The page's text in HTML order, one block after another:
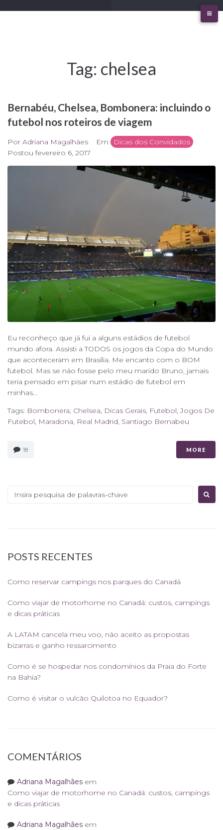
Tag: chelsea
Bernabéu, Chelsea, Bombonera: incluindo o
futebol nos roteiros de viagem
Por Adriana Magalhães Em
Dicas dos Convidados
Postoufevereiro 6, 2017
Eu reconheço que já fui a alguns estádios de futebol
mundo afora. Assisti a TODOS os jogos da Copa do Mundo
que aconteceram em Brasília. Me encanto com o BOM
futebol. Mas se não fosse pelo meu marido Bruno, jamais
teria pensado em pisar num estádio de futebol em
minhas...
Tags: Bombonera Chelsea Dicas Gerais Futebol ,Jogos De
Futebol Maradona Real Madrid Santiago Bernabeu
18 MORE
Procurar:
POSTS RECENTES
Como reservar campings nos parques do Canadá
Como viajar de motorhome no Canadá: custos, campings
e dicas práticas
A LATAM cancela meu voo, não aceito as propostas
bizarras e ganho ressarcimento
Como é se hospedar nos condomínios da Praia do Forte
na Bahia?
Como é visitar o vulcão Quilotoa no Equador?
COMENTÁRIOS
Adriana Magalhães em
Como viajar de motorhome no Canadá: custos, campings
e dicas práticas
Adriana Magalhães em